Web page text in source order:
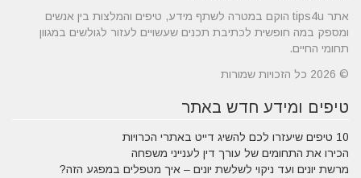
אתר tips4u הוקם במטרה לשתף מידע, טיפים והמלצות בין אנשים
ומספק במה חופשית לכתיבת תכנים שעשויים לעזור לגולשים במגוון
תחומי החיים.
© 2026 כל הזכויות שמורות
טיפים ומידע חדש באתר
10 טיפים שיעזרו לכם להשיג דייט באתרי הכרויות
הכירו את התחומים של עורך דין לענייני משפחה
מרשת יונים ועד ניקוי לשלשת יונים – איך מטפלים במפגע הזה?